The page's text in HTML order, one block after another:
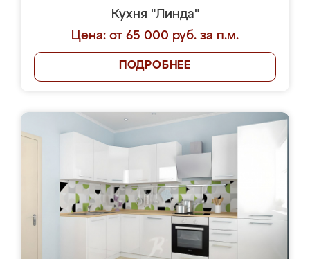
Кухня "Линда"
Цена: от 65 000 руб. за п.м.
ПОДРОБНЕЕ